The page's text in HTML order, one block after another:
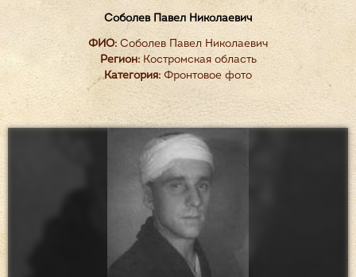
Соболев Павел Николаевич
ФИО:Соболев Павел Николаевич
Регион:Костромская область
Категория: Фронтовое фото